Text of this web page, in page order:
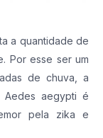
a quantidade de
Por esse ser um
de chuva, a
Aedes aegypti é
pela zika e